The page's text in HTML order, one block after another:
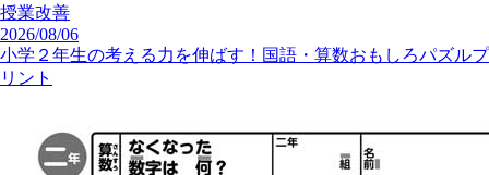
授業改善
2026/08/06
小学２年生の考える力を伸ばす！国語・算数おもしろパズルプ
リント